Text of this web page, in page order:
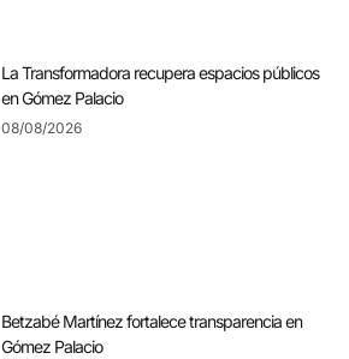
La Transformadora recupera espacios públicos
en Gómez Palacio
08/08/2026
Betzabé Martínez fortalece transparencia en
Gómez Palacio